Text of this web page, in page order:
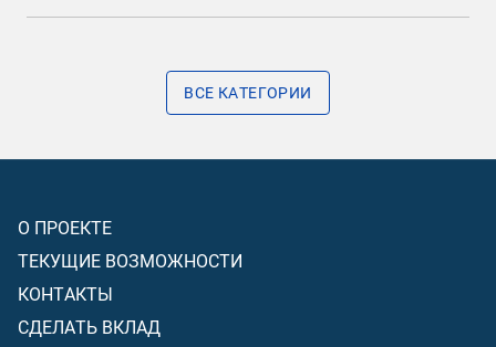
ВСЕ КАТЕГОРИИ
О ПРОЕКТЕ
ТЕКУЩИЕ ВОЗМОЖНОСТИ
КОНТАКТЫ
СДЕЛАТЬ ВКЛАД